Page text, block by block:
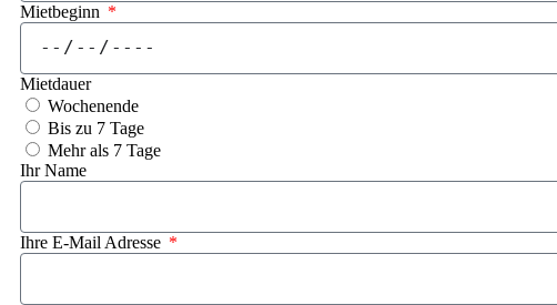
Mietbeginn
Mietdauer
Wochenende
Bis zu 7 Tage
Mehr als 7 Tage
Ihr Name
Ihre E-Mail Adresse